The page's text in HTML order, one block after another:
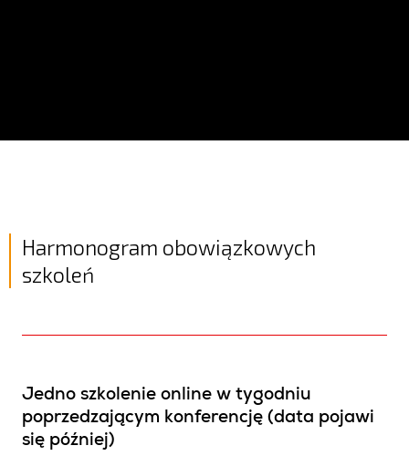
Harmonogram obowiązkowych
szkoleń
Jedno szkolenie online w tygodniu
poprzedzającym konferencję (data pojawi
się później)